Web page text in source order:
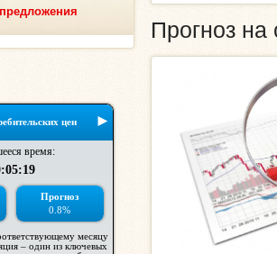
Прогноз